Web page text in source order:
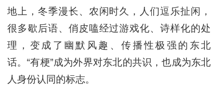
地上，冬季漫长、农闲时久，人们逗乐扯闲，
很多歇后语、俏皮嗑经过游戏化、诗样化的处
理，变成了幽默风趣、传播性极强的东北
话。“有梗”成为外界对东北的共识，也成为东北
人身份认同的标志。